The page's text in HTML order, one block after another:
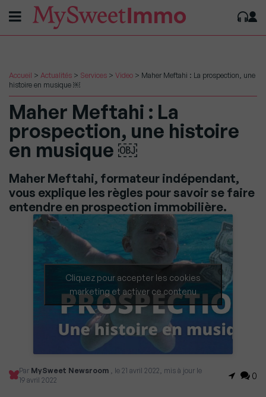
Accueil > Actualités > Services > Video > Maher Meftahi : La prospection, une
histoire en musique ￼
Maher Meftahi : La
prospection, une histoire
en musique ￼
Maher Meftahi, formateur indépendant,
vous explique les règles pour savoir se faire
entendre en prospection immobilière.
Cliquez pour accepter les cookies
marketing et activer ce contenu
Par MySweet Newsroom , le 21 avril 2022, mis à jour le
19 avril 2022
0